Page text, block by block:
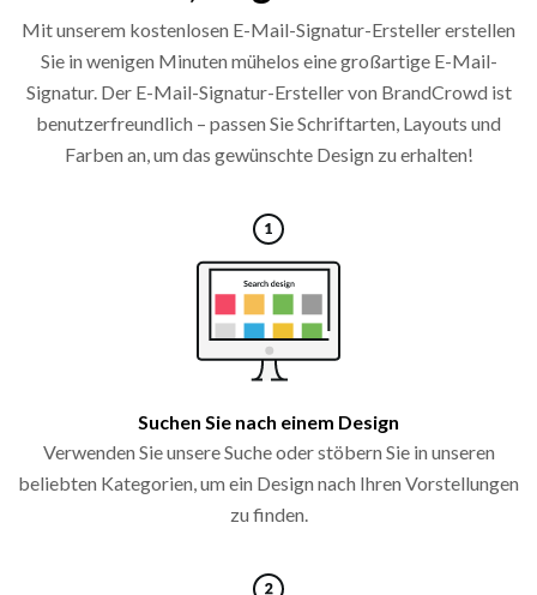
Mit unserem kostenlosen E-Mail-Signatur-Ersteller erstellen
Sie in wenigen Minuten mühelos eine großartige E-Mail-
Signatur. Der E-Mail-Signatur-Ersteller von BrandCrowd ist
benutzerfreundlich – passen Sie Schriftarten, Layouts und
Farben an, um das gewünschte Design zu erhalten!
Suchen Sie nach einem Design
Verwenden Sie unsere Suche oder stöbern Sie in unseren
beliebten Kategorien, um ein Design nach Ihren Vorstellungen
zu finden.